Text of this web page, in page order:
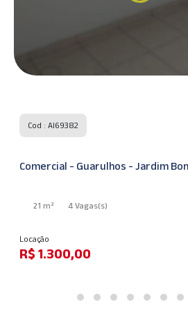
Cod : AI69382
Comercial - Guarulhos - Jardim
21 m² 4 Vagas(s)
Locação
R$ 1.300,00